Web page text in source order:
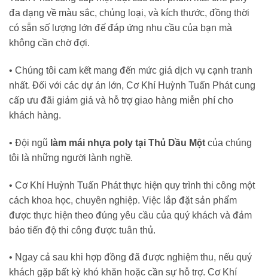
đa dạng về màu sắc, chủng loại, và kích thước, đồng thời
có sẵn số lượng lớn để đáp ứng nhu cầu của bạn mà
không cần chờ đợi.
• Chúng tôi cam kết mang đến mức giá dịch vụ cạnh tranh
nhất. Đối với các dự án lớn, Cơ Khí Huỳnh Tuấn Phát cung
cấp ưu đãi giảm giá và hỗ trợ giao hàng miễn phí cho
khách hàng.
• Đội ngũ làm mái nhựa poly tại Thủ Dầu Một của chúng
tôi là những người lành nghề.
• Cơ Khí Huỳnh Tuấn Phát thực hiện quy trình thi công một
cách khoa học, chuyên nghiệp. Việc lắp đặt sản phẩm
được thực hiện theo đúng yêu cầu của quý khách và đảm
bảo tiến độ thi công được tuân thủ.
• Ngay cả sau khi hợp đồng đã được nghiệm thu, nếu quý
khách gặp bất kỳ khó khăn hoặc cần sự hỗ trợ. Cơ Khí